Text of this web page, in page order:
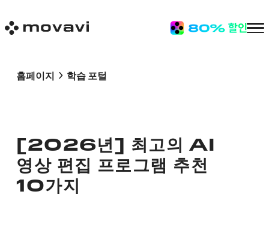
홈페이지 학습 포털
[2026년] 최고의 AI
영상 편집 프로그램 추천
10가지